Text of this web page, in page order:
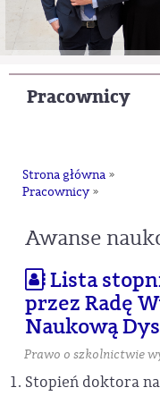
Pracownicy
Strona główna »
Pracownicy »
Awanse
Lista
przez Radę
Naukową
Prawo o szkolnictwie
Stopień doktora